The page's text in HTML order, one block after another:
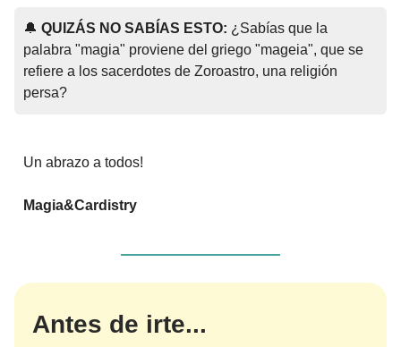
🔔 QUIZÁS NO SABÍAS ESTO: ¿Sabías que la
palabra "magia" proviene del griego "mageia", que se
refiere a los sacerdotes de Zoroastro, una religión
persa?
Un abrazo a todos!
Magia&Cardistry
Antes de irte...